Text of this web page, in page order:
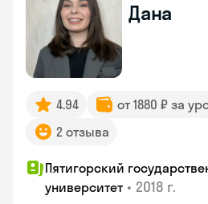
Дана
4.94 от 1880 ₽ за
2 отзыва
Пятигорский
университет • 2018 г.